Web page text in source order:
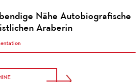
Nähe Autobiografische
Araberin